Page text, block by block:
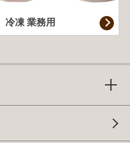
冷凍 業務用